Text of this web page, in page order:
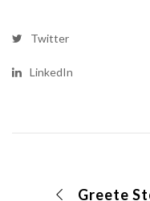
Twitter
LinkedIn